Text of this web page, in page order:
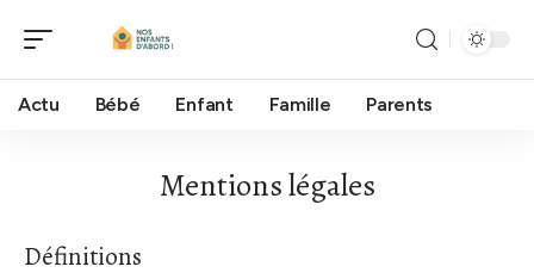
Actu Bébé Enfant Famille Parents
Mentions légales
Définitions